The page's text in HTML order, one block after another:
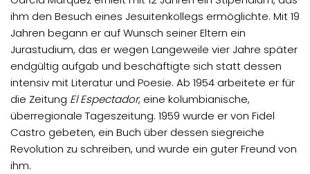
ihm den Besuch eines Jesuitenkollegs ermöglichte. Mit 19
Jahren begann er auf Wunsch seiner Eltern ein
Jurastudium, das er wegen Langeweile vier Jahre später
endgültig aufgab und beschäftigte sich statt dessen
intensiv mit Literatur und Poesie. Ab 1954 arbeitete er für
die Zeitung El Espectador, eine kolumbianische,
überregionale Tageszeitung. 1959 wurde er von Fidel
Castro gebeten, ein Buch über dessen siegreiche
Revolution zu schreiben, und wurde ein guter Freund von
ihm.